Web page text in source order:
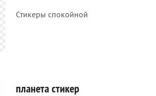
Стикеры спокойной
планета стикер